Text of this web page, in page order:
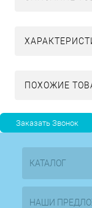
ПОХОЖИЕ
КАТАЛОГ
НАШИ